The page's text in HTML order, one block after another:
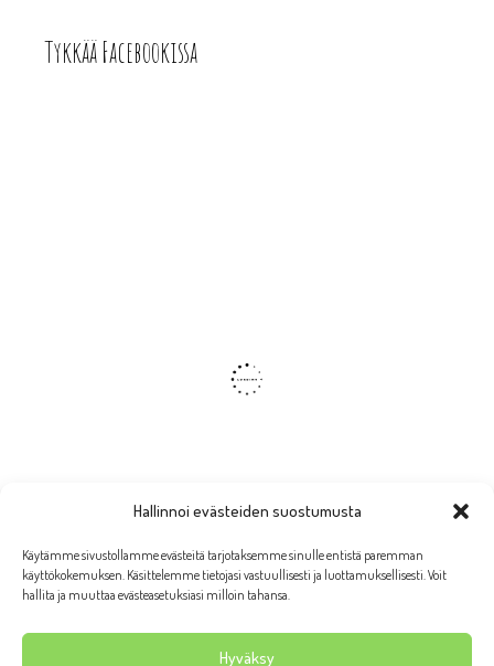
Hallinnoi evästeiden suostumusta
Käytämme sivustollamme evästeitä tarjotaksemme sinulle entistä paremman
käyttökokemuksen. Käsittelemme tietojasi vastuullisesti ja luottamuksellisesti. Voit
hallita ja muuttaa evästeasetuksiasi milloin tahansa.
Hyväksy
Tykkää Facebookissa